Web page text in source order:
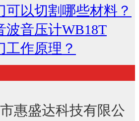
可以切割哪些材料？
波音压计WB18T
工作原理？
惠盛达科技有限公